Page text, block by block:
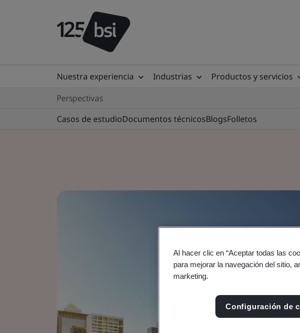
Nuestra experiencia Industrias Productos y servicios
Perspectivas
Casos de estudioDocumentos técnicosBlogsFolletos
Al hacer clic en “Aceptar todas las
para mejorar la navegación del sitio,
marketing.
Configuración de